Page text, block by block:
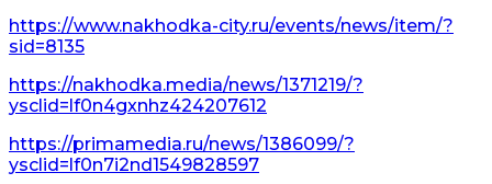
https://www.nakhodka-city.ru/events/news/item/?
sid=8135
https://nakhodka.media/news/1371219/?
ysclid=lf0n4gxnhz424207612
https://primamedia.ru/news/1386099/?
ysclid=lf0n7i2nd1549828597